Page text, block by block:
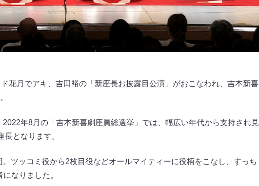
花月でアキ、吉田裕の「新座長お披露目公演」がおこなわれ、吉本新喜
年8月の「吉本新喜劇座員総選挙」では、幅広い年代から支持され見
長となります。
ツッコミ役から2枚目役などオールマイティーに役柄をこなし、すっち
なりました。